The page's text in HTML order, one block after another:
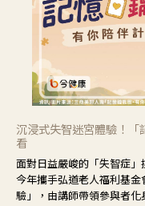
沉浸式失智迷宮體驗！
看
面對日益嚴峻的「失智症」
今年攜手弘道老人福利基金會，推動關
驗」，由講師帶領參與者